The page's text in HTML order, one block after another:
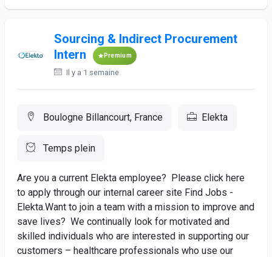
Sourcing & Indirect Procurement
Intern
Premium
Il y a 1 semaine
Boulogne Billancourt, France Elekta
Temps plein
Are you a current Elekta employee? Please click here
to apply through our internal career site Find Jobs -
Elekta.Want to join a team with a mission to improve and
save lives? We continually look for motivated and
skilled individuals who are interested in supporting our
customers – healthcare professionals who use our